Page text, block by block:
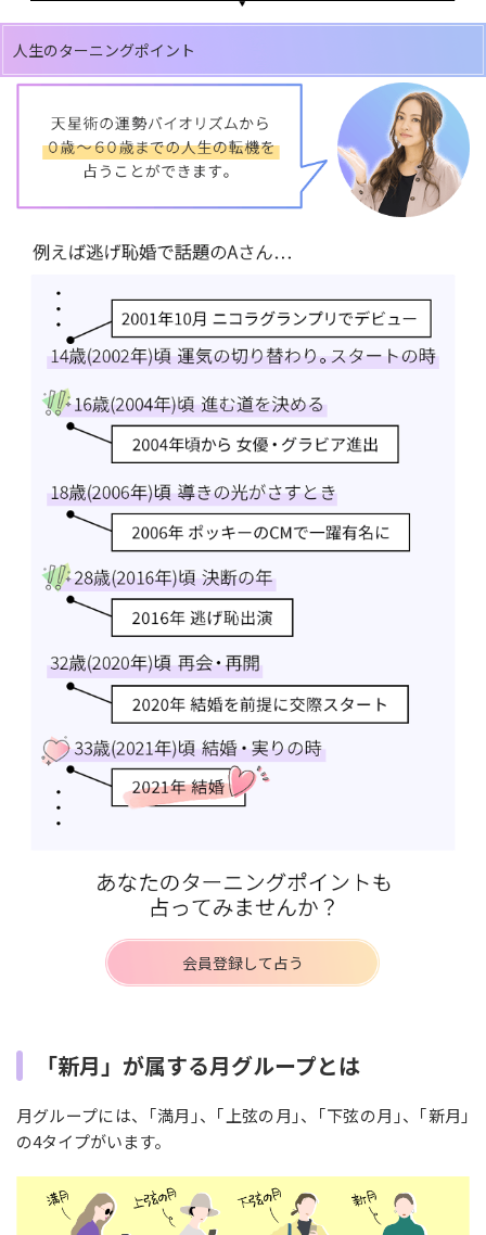
人生のターニングポイント
会員登録して占う
「新月」が属する月グループとは
月グループには、｢満月｣、｢上弦の月｣、｢下弦の月｣、｢新月｣
の4タイプがいます。